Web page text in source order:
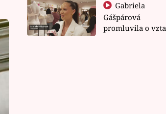
Gabriela
Gášpárová
promluvila o